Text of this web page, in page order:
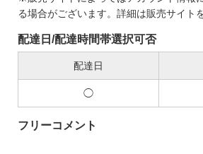
る場合がございます。詳細は販売サイト
配達日/配達時間帯選択可否
配達日
◯
フリーコメント